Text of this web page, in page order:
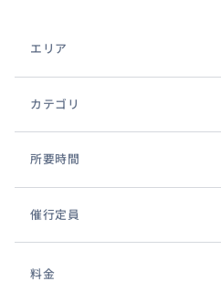
エリア
カテゴリ
所要時間
催行定員
料金